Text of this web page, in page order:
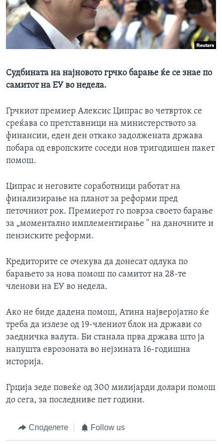
ИНТЕРВЈУА
Јазици
Судбината на најновото грчко барање ќе се знае по
самитот на ЕУ во недела.
Грчкиот премиер Алексис Ципрас во четврток се
среќава со претставници на министерството за
финансии, еден ден откако задолжената држава
побара од европските соседи нов тригодишен пакет
помош.
Ципрас и неговите соработници работат на
финализирање на планот за реформи пред
петочниот рок. Премиерот го поврза своето барање
за „моментално имплементирање " на даночните и
пензиските реформи.
Кредиторите се очекува да донесат одлука по
барањето за нова помош по самитот на 28-те
членови на ЕУ во недела.
Ако не биде дадена помош, Атина најверојатно ќе
треба да излезе од 19-члениот блок на држави со
заедничка валута. Би станала прва држава што ја
напушта еврозоната во нејзината 16-годишна
историја.
Грција зеде повеќе од 300 милијарди долари помош
до сега, за последниве пет години.
Споделете Follow us